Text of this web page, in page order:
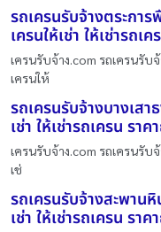
รถเครนรับจ้างตระกา
เครนให้เช่า ให้เช่ารถเ
เครนรับจ้าง.com รถเครนรับ
เครนให้
รถเครนรับจ้างบางเสา
เช่า ให้เช่ารถเครน ราค
เครนรับจ้าง.com รถเครนรับ
เช่
รถเครนรับจ้างสะพาน
เช่า ให้เช่ารถเครน ราค